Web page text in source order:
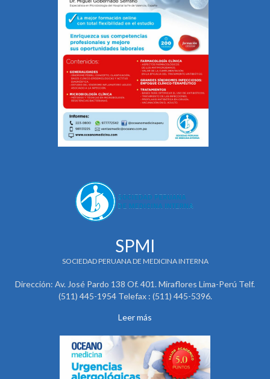
SPMI
SOCIEDAD PERUANA DE MEDICINA INTERNA
Dirección: Av. José Pardo 138 Of. 401. Miraflores Lima-Perú Telf.
(511) 445-1954 Telefax : (511) 445-5396.
Leer más